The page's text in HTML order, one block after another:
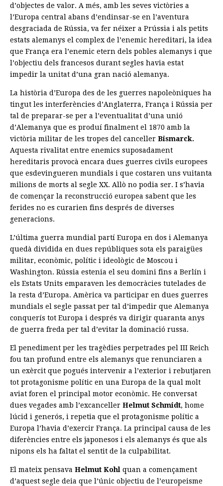
d’objectes de valor. A més, amb les seves victòries a
l’Europa central abans d’endinsar-se en l’aventura
desgraciada de Rússia, va fer néixer a Prússia i als petits
estats alemanys el complex de l’enemic hereditari, la idea
que França era l’enemic etern dels pobles alemanys i que
l’objectiu dels francesos durant segles havia estat
impedir la unitat d’una gran nació alemanya.
La història d’Europa des de les guerres napoleòniques ha
tingut les interferències d’Anglaterra, França i Rússia per
tal de preparar-se per a l’eventualitat d’una unió
d’Alemanya que es produí finalment el 1870 amb la
victòria militar de les tropes del canceller Bismarck.
Aquesta rivalitat entre enemics suposadament
hereditaris provocà encara dues guerres civils europees
que esdevingueren mundials i que costaren uns vuitanta
milions de morts al segle XX. Allò no podia ser. I s’havia
de començar la reconstrucció europea sabent que les
ferides no es curarien fins després de diverses
generacions.
L’última guerra mundial partí Europa en dos i Alemanya
quedà dividida en dues repúbliques sota els paraigües
militar, econòmic, polític i ideològic de Moscou i
Washington. Rússia estenia el seu domini fins a Berlín i
els Estats Units emparaven les democràcies tutelades de
la resta d’Europa. Amèrica va participar en dues guerres
mundials el segle passat per tal d’impedir que Alemanya
conquerís tot Europa i després va dirigir quaranta anys
de guerra freda per tal d’evitar la dominació russa.
El penediment per les tragèdies perpetrades pel III Reich
fou tan profund entre els alemanys que renunciaren a
un exèrcit que pogués intervenir a l’exterior i rebutjaren
tot protagonisme polític en una Europa de la qual molt
aviat foren el principal motor econòmic. He conversat
dues vegades amb l’excanceller Helmut Schmidt, home
lúcid i generós, i repetia que el protagonisme polític a
Europa l’havia d’exercir França. La principal causa de les
diferències entre els japonesos i els alemanys és que als
nipons els ha faltat el sentit de la culpabilitat.
El mateix pensava Helmut Kohl quan a començament
d’aquest segle deia que l’únic objectiu de l’europeisme